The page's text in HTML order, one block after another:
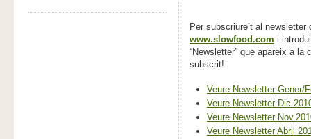
Per subscriure’t al newsletter
www.slowfood.com i
“Newsletter” que apareix a
subscrit!
Veure Newsletter Gener/
Veure Newsletter
Veure Newsletter
Veure Newsletter Abril